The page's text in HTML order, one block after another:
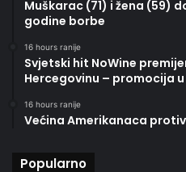
Muškarac (71) i žena (59)
godine borbe
16 hours ranije
Svjetski hit NoWine
Hercegovinu – promocija
16 hours ranije
Većina Amerikanaca
Popularno